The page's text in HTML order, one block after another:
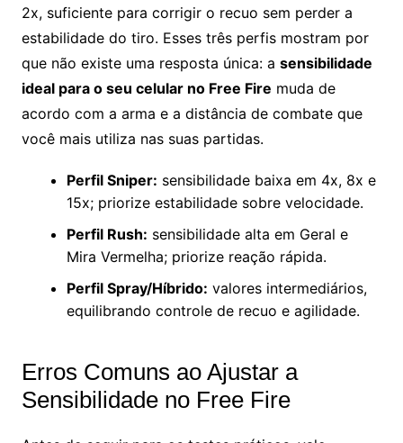
2x, suficiente para corrigir o recuo sem perder a
estabilidade do tiro. Esses três perfis mostram por
que não existe uma resposta única: a sensibilidade
ideal para o seu celular no Free Fire muda de
acordo com a arma e a distância de combate que
você mais utiliza nas suas partidas.
Perfil Sniper: sensibilidade baixa em 4x, 8x e
15x; priorize estabilidade sobre velocidade.
Perfil Rush: sensibilidade alta em Geral e
Mira Vermelha; priorize reação rápida.
Perfil Spray/Híbrido: valores intermediários,
equilibrando controle de recuo e agilidade.
Erros Comuns ao Ajustar a
Sensibilidade no Free Fire